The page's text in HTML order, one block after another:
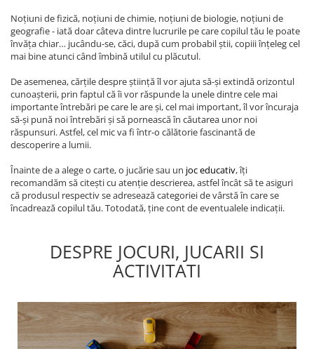
Noțiuni de fizică, noțiuni de chimie, noțiuni de biologie, noțiuni de
geografie - iată doar câteva dintre lucrurile pe care copilul tău le poate
învăța chiar… jucându-se, căci, după cum probabil știi, copiii înțeleg cel
mai bine atunci când îmbină utilul cu plăcutul.
De asemenea, cărțile despre știință îl vor ajuta să-și extindă orizontul
cunoașterii, prin faptul că îi vor răspunde la unele dintre cele mai
importante întrebări pe care le are și, cel mai important, îl vor încuraja
să-și pună noi întrebări și să pornească în căutarea unor noi
răspunsuri. Astfel, cel mic va fi într-o călătorie fascinantă de
descoperire a lumii.
Înainte de a alege o carte, o jucărie sau un joc educativ, îți
recomandăm să citești cu atenție descrierea, astfel încât să te asiguri
că produsul respectiv se adresează categoriei de vârstă în care se
încadrează copilul tău. Totodată, ține cont de eventualele indicații.
DESPRE JOCURI, JUCARII SI
ACTIVITATI